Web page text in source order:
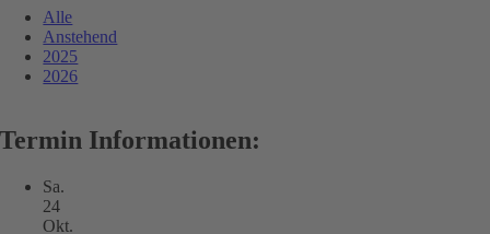
Alle
Anstehend
2025
2026
Termin Informationen:
Sa.
24
Okt.